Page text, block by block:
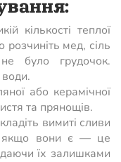
кількості теплої
мед, сіль
було грудочок.
або керамічної
та прянощів.
вимиті сливи
якщо вони є — це
їх залишками